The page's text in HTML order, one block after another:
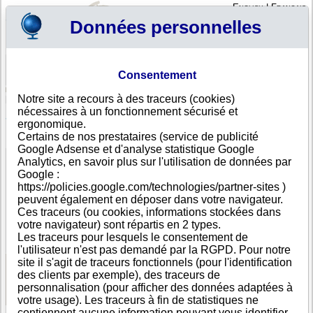
English|Français
Votre panier est vide
Iles Marshall > Toutes villes >Ajeltake Island Majuro
STRAUPE NAVIGATION INC, Ajeltake Island Majuro
FICHE ENTREPRISE
Dénomination STRAUPE NAVIGATION INC
Adresse
Trust Company Complex Ajeltake Rd
Ville
Ajeltake Island Majuro- 9696
Pays
Iles Marshall
Type
d'adresse
Adresse unique
DUNS®
Number
85-------
Voir les informations disponibles
Données personnelles
Consentement
Notre site a recours à des traceurs (cookies)
nécessaires à un fonctionnement sécurisé et
ergonomique.
Certains de nos prestataires (service de publicité
Google Adsense et d'analyse statistique Google
Analytics, en savoir plus sur l'utilisation de données par
Google :
https://policies.google.com/technologies/partner-sites )
peuvent également en déposer dans votre navigateur.
Ces traceurs (ou cookies, informations stockées dans
votre navigateur) sont répartis en 2 types.
Les traceurs pour lesquels le consentement de
l'utilisateur n'est pas demandé par la RGPD. Pour notre
site il s'agit de traceurs fonctionnels (pour l'identification
des clients par exemple), des traceurs de
personnalisation (pour afficher des données adaptées à
votre usage). Les traceurs à fin de statistiques ne